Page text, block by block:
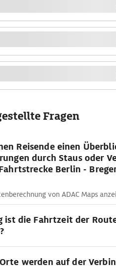
Fragen
Reisende einen
durch Staus oder
Berlin -
von ADAC Maps
ist die Fahrtzeit der
werden auf der